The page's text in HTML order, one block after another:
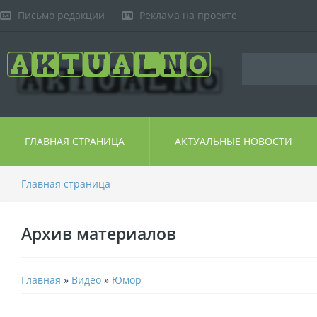
Письмо редакции Реклама на проекте
ГЛАВНАЯ СТРАНИЦА АКТУАЛЬНЫЕ НОВОСТИ
Главная страница
Архив материалов
Главная » Видео » Юмор